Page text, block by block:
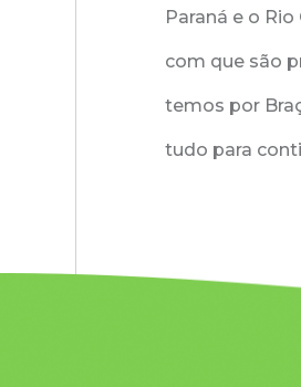
Paraná e o
com que são
temos por
tudo para